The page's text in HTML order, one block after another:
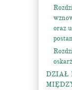
oraz
DZIAŁ